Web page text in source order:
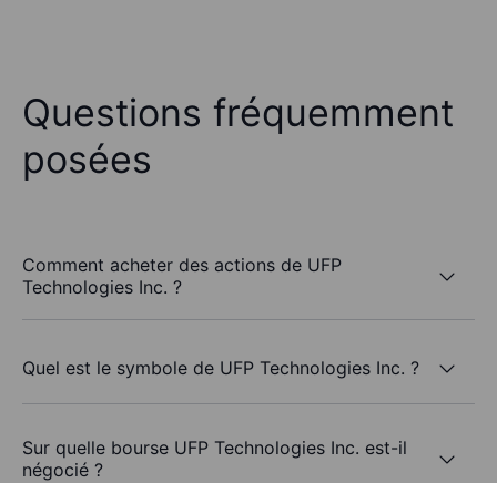
Questions fréquemment
posées
Comment acheter des actions de UFP
Technologies Inc. ?
Quel est le symbole de UFP Technologies Inc. ?
Sur quelle bourse UFP Technologies Inc. est-il
négocié ?